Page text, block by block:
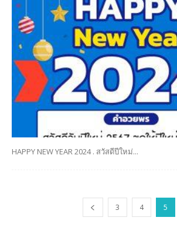
HAPPY NEW YEAR 2024 . สวัสดีปีใหม่...
3 4 5